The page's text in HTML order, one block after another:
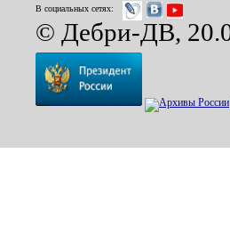
В социальных сетях:
© Дебри-ДВ,